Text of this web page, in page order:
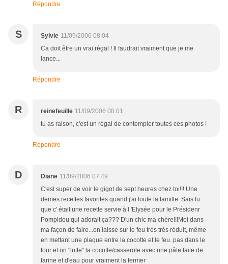
Répondre
S Sylvie 11/09/2006 08:04
Ca doit être un vrai régal ! Il faudrait vraiment que je me
lance...
Répondre
R reinefeuille 11/09/2006 08:01
tu as raison, c'est un régal de contempler toutes ces photos !
Répondre
D Diane 11/09/2006 07:49
C'est super de voir le gigot de sept heures chez toi!!! Une
demes recettes favorites quand j'ai toute la famille. Sais tu
que c' était une recette servie à l 'Elysée pour le Présidenr
Pompidou qui adorait ça??? D'un chic ma chère!!!Moi dans
ma façon de faire...on laisse sur le feu très très réduit, même
en mettant une plaque entre la cocotte et le feu..pas dans le
four et on "lutte" la cocotte/casserole avec une pâte faite de
farine et d'eau pour vraiment la fermer